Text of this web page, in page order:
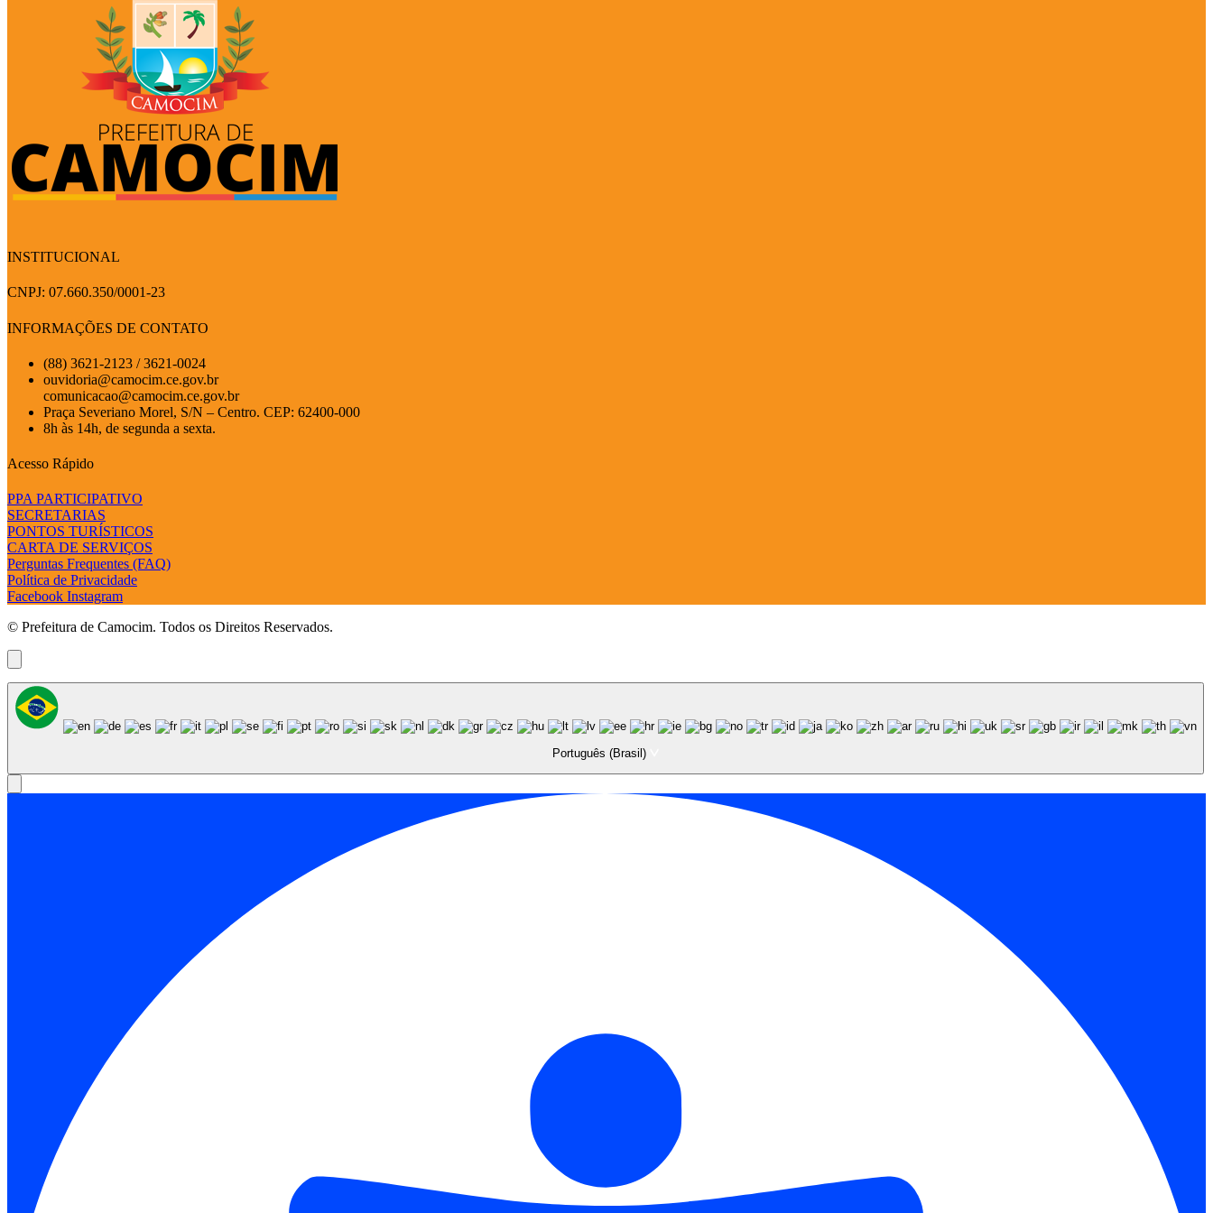
INSTITUCIONAL
CNPJ: 07.660.350/0001-23
INFORMAÇÕES DE CONTATO
(88) 3621-2123 / 3621-0024
ouvidoria@camocim.ce.gov.br
comunicacao@camocim.ce.gov.br
Praça Severiano Morel, S/N – Centro. CEP: 62400-000
8h às 14h, de segunda a sexta.
Acesso Rápido
PPA PARTICIPATIVO
SECRETARIAS
PONTOS TURÍSTICOS
CARTA DE SERVIÇOS
Perguntas Frequentes (FAQ)
Política de Privacidade
Facebook Instagram
© Prefeitura de Camocim. Todos os Direitos Reservados.
Português (Brasil)